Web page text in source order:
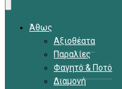
Άθως
Αξιοθέατα
Παραλίες
Φαγητό & Ποτό
Διαμονή